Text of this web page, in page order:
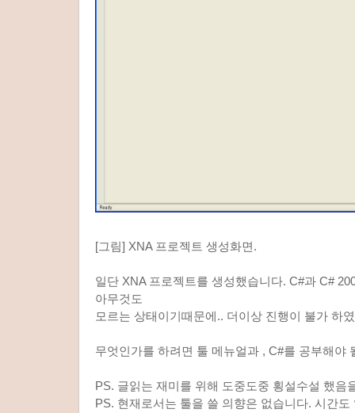
[그림] XNA 프로젝트 생성화면.
일단 XNA 프로젝트를 생성했습니다. C#과 C#
아무것도
모르는 상태이기때문에.. 더이상 진행이 불가 하
무엇인가를 하려면 툴 메뉴얼과 , C#를 공부해야
PS. 글읽는 재미를 위해 도중도중 횡설수설 했음
PS. 현재로서는 툴을 쓸 의향은 없습니다. 시간